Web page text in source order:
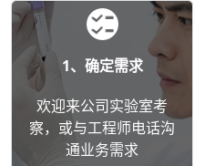
1、确定需求
欢迎来公司实验室考
察，或与工程师电话沟
通业务需求